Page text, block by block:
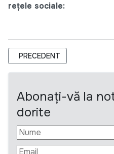
rețele sociale:
ARTICOL PRECEDENT:
PRECEDENT
Abonați-vă la
dorite